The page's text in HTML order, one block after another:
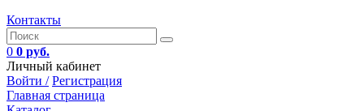
Контакты
0 0 руб.
Личный кабинет
Войти / Регистрация
Главная страница